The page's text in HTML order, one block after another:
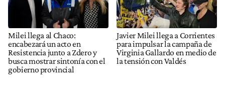
Milei llega al Chaco:
encabezará un acto en
Resistencia junto a Zdero y
busca mostrar sintonía con el
gobierno provincial
Javier Milei llega a Corrientes
para impulsar la campaña de
Virginia Gallardo en medio de
la tensión con Valdés